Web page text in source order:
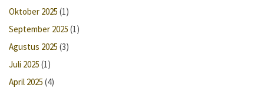
Oktober 2025 (1)
September 2025 (1)
Agustus 2025 (3)
Juli 2025 (1)
April 2025 (4)